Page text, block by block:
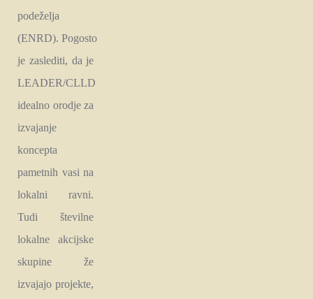
podeželja
(ENRD). Pogosto
je zaslediti, da je
LEADER/CLLD
idealno orodje za
izvajanje
koncepta
pametnih vasi na
lokalni ravni.
Tudi številne
lokalne akcijske
skupine že
izvajajo projekte,